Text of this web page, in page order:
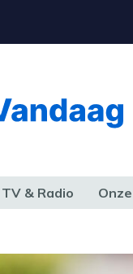
TV & Radio